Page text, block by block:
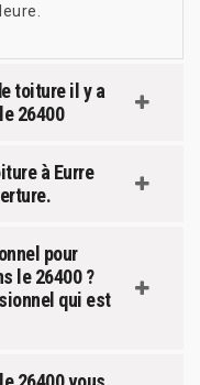
toiture il y a
26400
à Eurre
pour
le 26400 ?
qui est